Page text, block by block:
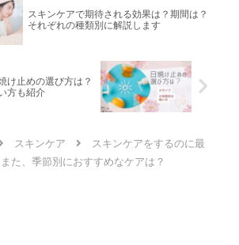
スキンケアで期待される効果は？期間は？
それぞれの種類別に解説します
け止めの選び方は？
方も紹介
スキンケア
スキンケアをするのに最
た、季節別におすすめなケアは？